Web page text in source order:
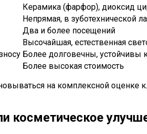
Керамика (фарфор), диоксид
Непрямая, в зуботехнической
Два и более посещений
Высочайшая, естественная
Более долговечны, устойчивы
Более высокая стоимость
на комплексной оценке
косметическое